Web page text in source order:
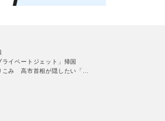
イベートジェット」帰国
こみ 高市首相が隠したい「...